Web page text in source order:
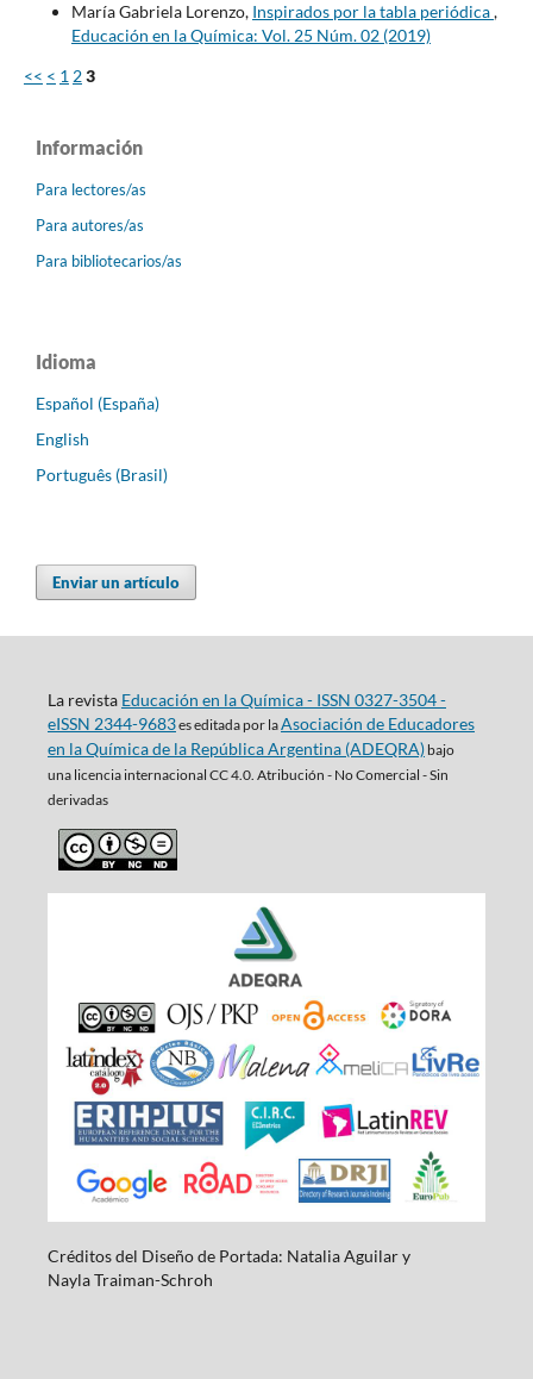
María Gabriela Lorenzo, Inspirados por la tabla periódica,
Educación en la Química: Vol. 25 Núm. 02 (2019)
<< < 1 23
Información
Para lectores/as
Para autores/as
Para bibliotecarios/as
Idioma
Español (España)
English
Português (Brasil)
Enviar un artículo
La revista Educación en la Química - ISSN 0327-3504 -
eISSN 2344-9683es editada por laAsociación de Educadores
en la Química de la República Argentina (ADEQRA)bajo
una licencia internacional CC 4.0. Atribución - No Comercial - Sin
derivadas
Créditos del Diseño de Portada: Natalia Aguilar y
NaylaTraiman-Schroh